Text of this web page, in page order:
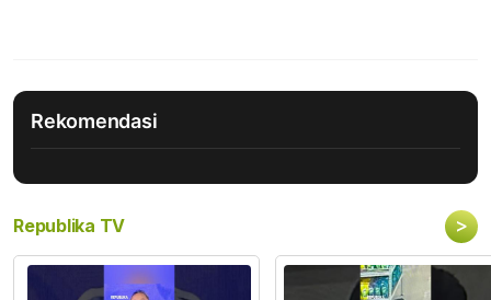
Rekomendasi
Republika TV >